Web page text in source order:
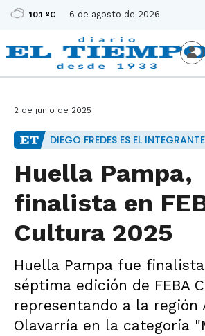
10.1 ºC 6 de agosto de 2026
2 de junio de 2025
DIEGO FREDES ES EL
Huella Pampa,
finalista en
Cultura 2025
Huella Pampa fue
séptima edición de FEBA
representando a la región
Olavarría en la categoría